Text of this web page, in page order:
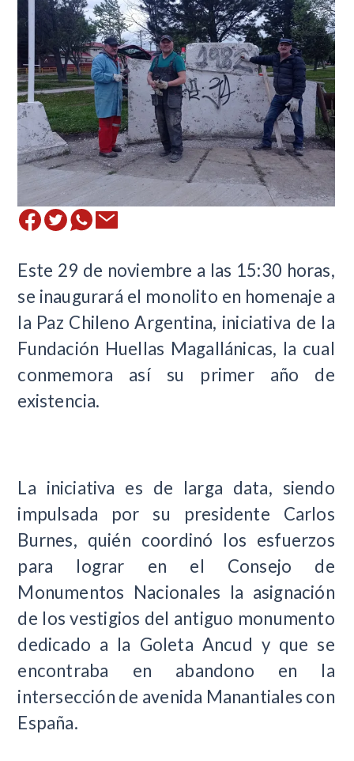
Este 29 de noviembre a las 15:30 horas,
se inaugurará el monolito en homenaje a
la Paz Chileno Argentina, iniciativa de la
Fundación Huellas Magallánicas, la cual
conmemora así su primer año de
existencia.
La iniciativa es de larga data, siendo
impulsada por su presidente Carlos
Burnes, quién coordinó los esfuerzos
para lograr en el Consejo de
Monumentos Nacionales la asignación
de los vestigios del antiguo monumento
dedicado a la Goleta Ancud y que se
encontraba en abandono en la
intersección de avenida Manantiales con
España.